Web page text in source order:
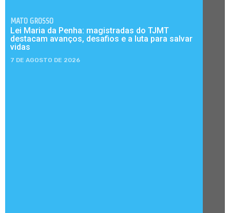
MATO GROSSO
Lei Maria da Penha: magistradas do TJMT
destacam avanços, desafios e a luta para salvar
vidas
7 DE AGOSTO DE 2026